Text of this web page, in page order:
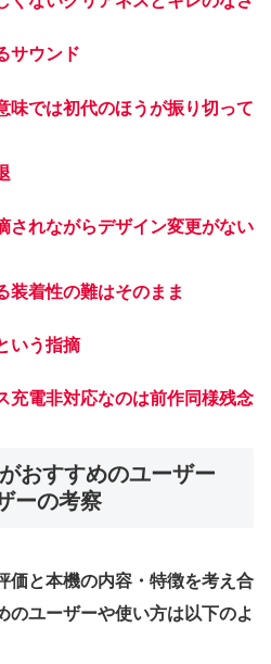
サウンド
味では初代のほうが振り切って
されながらデザイン変更がない
装着性の難はそのまま
いう指摘
充電非対応なのは前作同様残念
おすすめのユーザー
ーの考察
価と本機の内容・特徴を考え合
のユーザーや使い方は以下のよ